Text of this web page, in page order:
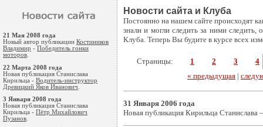
21 Мая 2008 года
Новый автор публикации Костиников
Владимир - Победитель гонки
моторов
22 Марта 2008 года
Новая публикация Станислава
Кирильца - Водитель-инструктор
Древицкий Яков Иванович
3 Января 2008 года
Новая публикация Станислава
Кирильца - Пётр Михайлович
Пузанов.
Новости сайта и Клуба
Постоянно на нашем сайте происходят
знали и могли следить за ними следить,
Клуба. Теперь Вы будите в курсе всех
Страницы: 1 2 3
4
« предыдущая |
31 Января 2006 года
Новая публикация Кирильца